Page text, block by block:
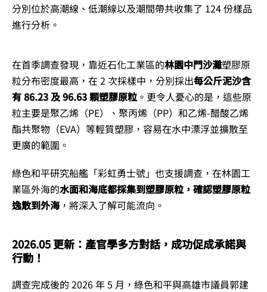
分別位於高潮線、低潮線以及潮間帶共收集了 124 份樣品
進行分析。
在首季調查發現，靠近石化工業區的林園中門沙灘塑膠原
粒分布密度最高，在 2 次採樣中，分別採出每公斤泥沙含
有 86.23 及 96.63 顆塑膠原粒 。 更令人憂心的是，這些原
粒主要是聚乙烯（PE）、聚丙烯（PP）和乙烯-醋酸乙烯
酯共聚物（EVA）等輕質塑膠，容易在水中漂浮並擴散至
更廣的範圍。
綠色和平研究船艦「彩虹勇士號」也支援調查，在林園工
業區外海的水面和海底都採集到塑膠原粒，確認塑膠原粒
逸散到外海，將深入了解可能流向。
2026.05 更新：產官學多方對話，成功促成承諾與
行動！
調查完成後的 2026 年 5 月，綠色和平與高雄市議員郭建